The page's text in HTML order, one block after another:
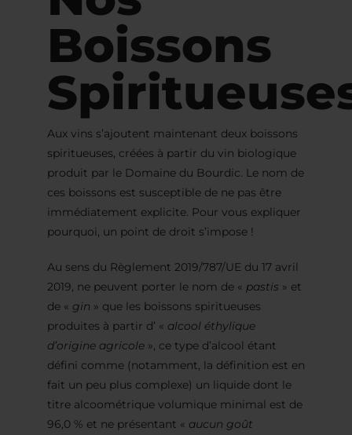
Boissons
Aux vins s’ajoutent maintenant deux boissons
spiritueuses, créées à partir du vin biologique
produit par le Domaine du Bourdic. Le nom de
ces boissons est susceptible de ne pas être
immédiatement explicite. Pour vous expliquer
pourquoi, un point de droit s’impose !
Au sens du Règlement 2019/787/UE du 17 avril
2019, ne peuvent porter le nom de « pastis » et
de « gin » que les boissons spiritueuses
produites à partir d’ « alcool éthylique
d’origine agricole », ce type d’alcool étant
défini comme (notamment, la définition est en
fait un peu plus complexe) un liquide dont le
titre alcoométrique volumique minimal est de
96,0 % et ne présentant « aucun goût